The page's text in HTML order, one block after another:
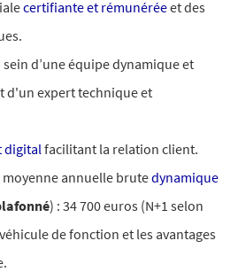
certifiante et rémunéréeet des
d’une équipe dynamique et
d'un expert technique et
digitalfacilitant la relation client.
moyenne annuelle brutedynamique
) : 34 700 euros (N+1 selon
de fonction et les avantages